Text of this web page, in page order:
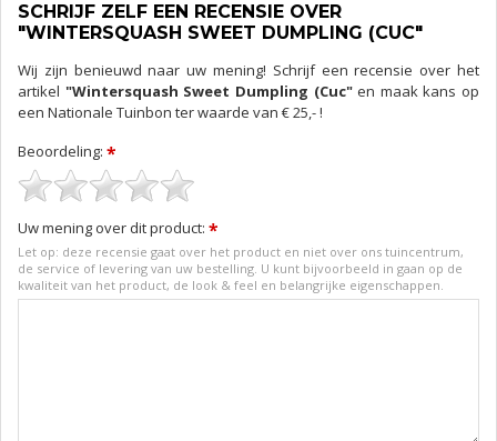
SCHRIJF ZELF EEN RECENSIE OVER
"WINTERSQUASH SWEET DUMPLING (CUC"
Wij zijn benieuwd naar uw mening! Schrijf een recensie over het
artikel "Wintersquash Sweet Dumpling (Cuc"en maak kans op
een Nationale Tuinbon ter waarde van € 25,- !
Beoordeling: *
Uw mening over dit product: *
Let op: deze recensie gaat over het product en niet over ons tuincentrum,
de service of levering van uw bestelling. U kunt bijvoorbeeld in gaan op de
kwaliteit van het product, de look & feel en belangrijke eigenschappen.